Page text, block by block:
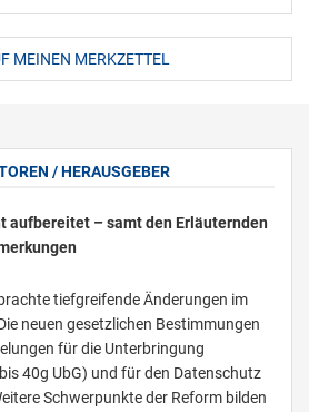
MEINEN MERKZETTEL
/ HERAUSGEBER
aufbereitet – samt den Erläuternden
tiefgreifende Änderungen im
neuen gesetzlichen Bestimmungen
für die Unterbringung
40g UbG) und für den Datenschutz
Schwerpunkte der Reform bilden